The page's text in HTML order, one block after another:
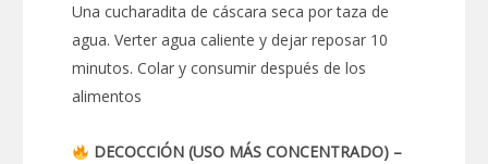
Una cucharadita de cáscara seca por taza de
agua. Verter agua caliente y dejar reposar 10
minutos. Colar y consumir después de los
alimentos
DECOCCIÓN (USO MÁS CONCENTRADO) –